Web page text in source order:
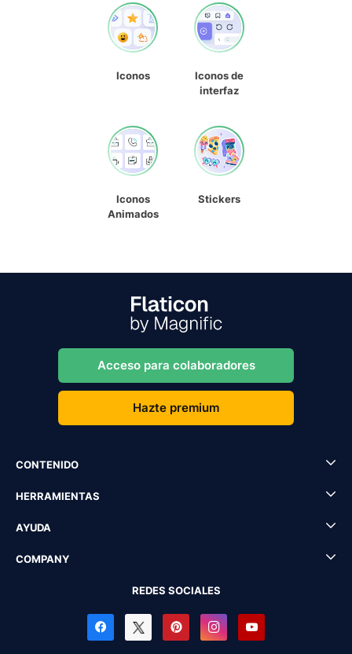
Iconos
Iconos de
interfaz
Iconos
Animados
Stickers
Acceso para colaboradores
Hazte premium
CONTENIDO
HERRAMIENTAS
AYUDA
COMPANY
REDES SOCIALES